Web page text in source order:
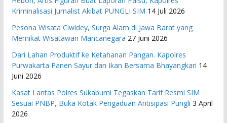
Kriminalisasi Jurnalist Akibat PUNGLI SIM 14 Juli 2026
Pesona Wisata Ciwidey, Surga Alam di Jawa Barat yang
Memikat Wisatawan Mancanegara 27 Juni 2026
Dari Lahan Produktif ke Ketahanan Pangan. Kapolres
Purwakarta Panen Sayur dan Ikan Bersama Bhayangkari 14
Juni 2026
Kasat Lantas Polres Sukabumi Tegaskan Tarif Resmi SIM
Sesuai PNBP, Buka Kotak Pengaduan Antisipasi Pungli 3 April
2026